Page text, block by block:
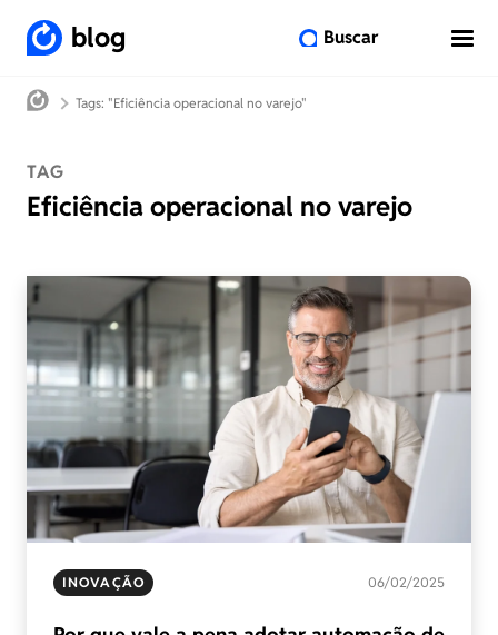
blog Buscar
Tags: "Eficiência operacional no varejo"
TAG
Eficiência operacional no varejo
INOVAÇÃO 06/02/2025